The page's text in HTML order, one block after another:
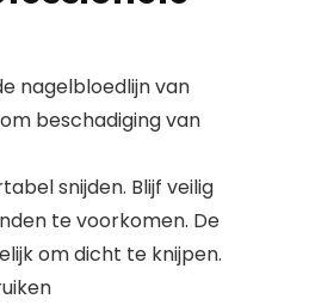
nagelbloedlijn van
beschadiging van
snijden. Blijf veilig
te voorkomen. De
om dicht te knijpen.